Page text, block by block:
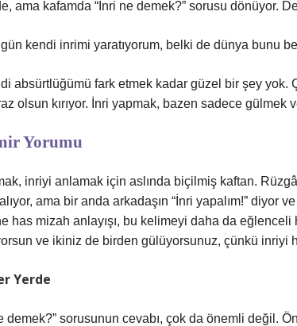
ama kafamda “İnri ne demek?” sorusu dönüyor.
kendi inrimi yaratıyorum, belki de dünya bunu
absürtlüğümü fark etmek kadar güzel bir şey yok.
olsun kırıyor. İnri yapmak, bazen sadece gülmek
Yorumu
inriyi anlamak için aslında biçilmiş kaftan.
ama bir anda arkadaşın “İnri yapalım!” diyor
has mizah anlayışı, bu kelimeyi daha da
ve ikiniz de birden gülüyorsunuz, çünkü inriyi
Yerde
demek?” sorusunun cevabı, çok da önemli değil.